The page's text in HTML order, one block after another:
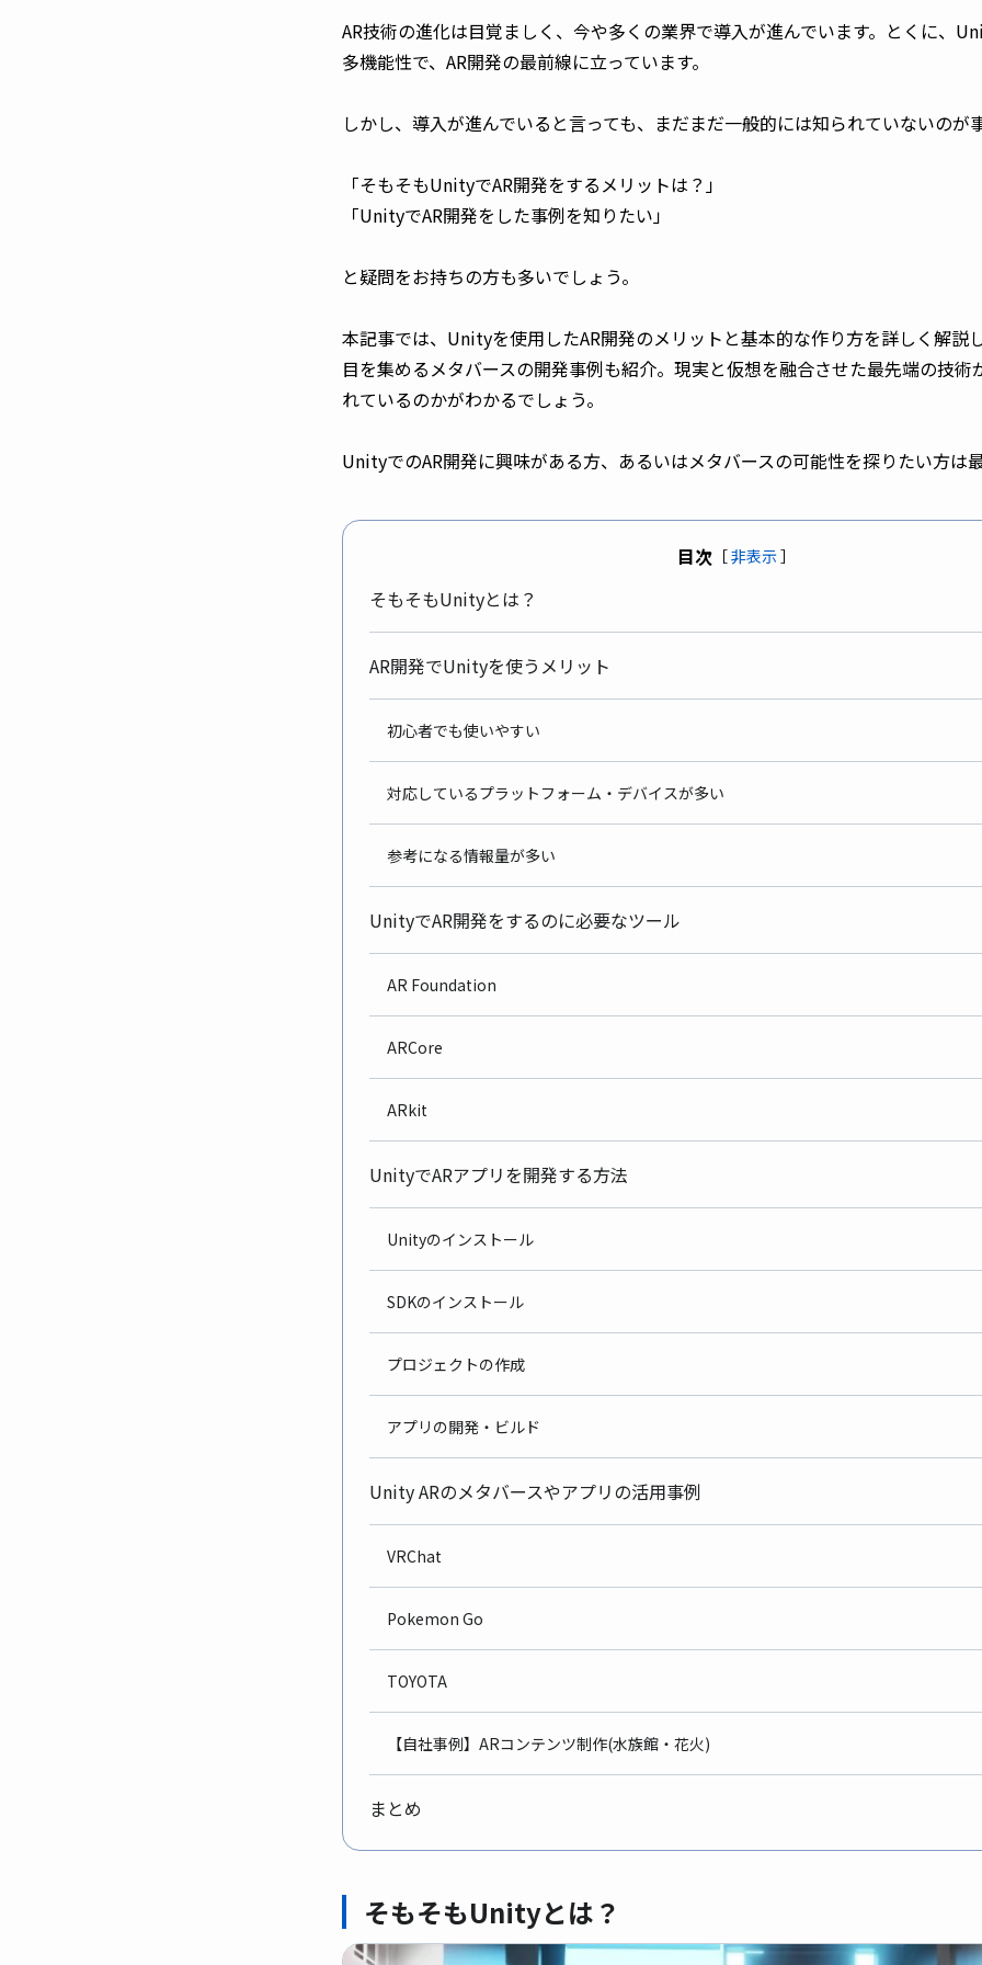
AR技術の進化は目覚ましく、今や多くの業界で導入が進んでいます。とくに、
多機能性で、AR開発の最前線に立っています。
しかし、導入が進んでいると言っても、まだまだ一般的には知られていないのが
「そもそもUnityでAR開発をするメリットは？」
「UnityでAR開発をした事例を知りたい」
と疑問をお持ちの方も多いでしょう。
本記事では、Unityを使用したAR開発のメリットと基本的な作り方を詳しく解説
目を集めるメタバースの開発事例も紹介。現実と仮想を融合させた最先端の技術
れているのかがわかるでしょう。
UnityでのAR開発に興味がある方、あるいはメタバースの可能性を探りたい方は
目次 ［非表示］
そもそもUnityとは？
AR開発でUnityを使うメリット
初心者でも使いやすい
対応しているプラットフォーム・デバイスが多い
参考になる情報量が多い
UnityでAR開発をするのに必要なツール
AR Foundation
ARCore
ARkit
UnityでARアプリを開発する方法
Unityのインストール
SDKのインストール
プロジェクトの作成
アプリの開発・ビルド
Unity ARのメタバースやアプリの活用事例
VRChat
Pokemon Go
TOYOTA
【自社事例】ARコンテンツ制作(水族館・花火)
まとめ
そもそもUnityとは？